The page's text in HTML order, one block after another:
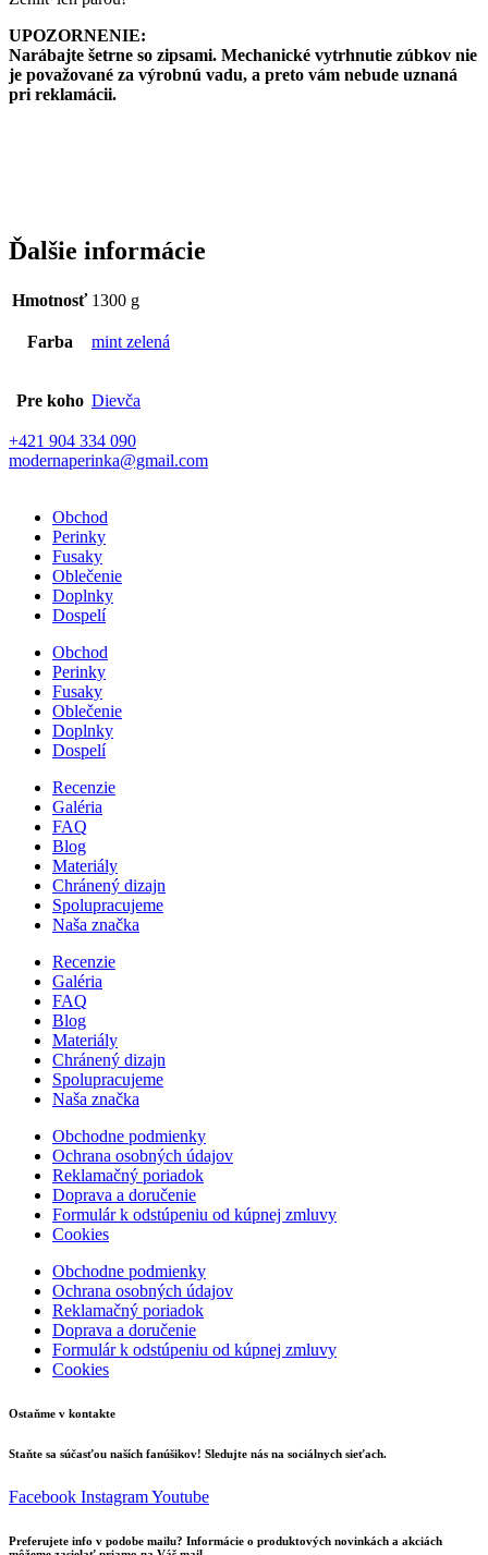
UPOZORNENIE:
Narábajte šetrne so zipsami. Mechanické vytrhnutie zúbkov nie
je považované za výrobnú vadu, a preto vám nebude uznaná
pri reklamácii.
Ďalšie informácie
Hmotnosť 1300 g
Farba mint zelená
Pre koho Dievča
+421 904 334 090
modernaperinka@gmail.com
Obchod
Perinky
Fusaky
Oblečenie
Doplnky
Dospelí
Obchod
Perinky
Fusaky
Oblečenie
Doplnky
Dospelí
Recenzie
Galéria
FAQ
Blog
Materiály
Chránený dizajn
Spolupracujeme
Naša značka
Recenzie
Galéria
FAQ
Blog
Materiály
Chránený dizajn
Spolupracujeme
Naša značka
Obchodne podmienky
Ochrana osobných údajov
Reklamačný poriadok
Doprava a doručenie
Formulár k odstúpeniu od kúpnej zmluvy
Cookies
Obchodne podmienky
Ochrana osobných údajov
Reklamačný poriadok
Doprava a doručenie
Formulár k odstúpeniu od kúpnej zmluvy
Cookies
Ostaňme v kontakte
Staňte sa súčasťou naších fanúšikov! Sledujte nás na sociálnych sieťach.
Facebook InstagramYoutube
Preferujete info v podobe mailu? Informácie o produktových novinkách a akciách